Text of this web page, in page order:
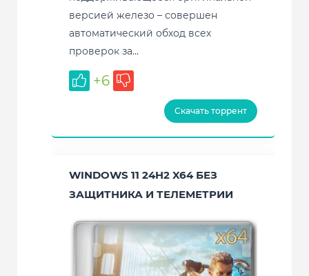
версией железо – совершен
автоматический обход всех
проверок за...
+6
Скачать торрент
WINDOWS 11 24H2 X64 БЕЗ
ЗАЩИТНИКА И ТЕЛЕМЕТРИИ